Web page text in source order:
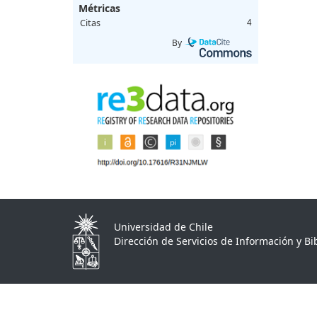
Métricas
Citas 4
By
Universidad de Chile
Dirección de Servicios de Información y